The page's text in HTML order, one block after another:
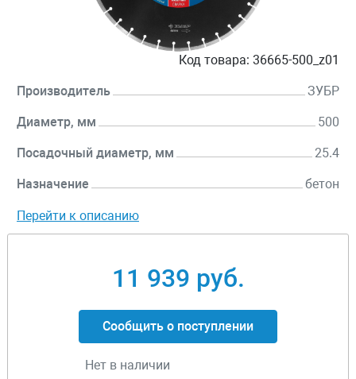
Код товара: 36665-500_z01
Производитель ЗУБР
Диаметр, мм 500
Посадочный диаметр, мм 25.4
Назначение бетон
Перейти к описанию
11 939 руб.
Сообщить о поступлении
Нет в наличии